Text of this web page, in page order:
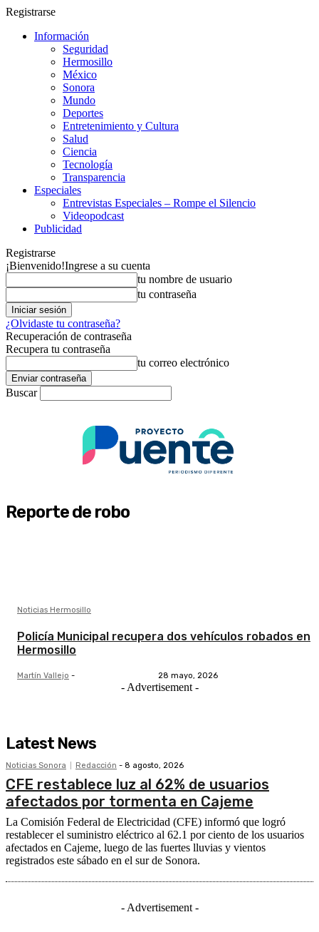
Registrarse
Información
Seguridad
Hermosillo
México
Sonora
Mundo
Deportes
Entretenimiento y Cultura
Salud
Ciencia
Tecnología
Transparencia
Especiales
Entrevistas Especiales – Rompe el Silencio
Videopodcast
Publicidad
Registrarse
¡Bienvenido!Ingrese a su cuenta
tu nombre de usuario
tu contraseña
¿Olvidaste tu contraseña?
Recuperación de contraseña
Recupera tu contraseña
tu correo electrónico
Buscar
Reporte de robo
Noticias Hermosillo
Policía Municipal recupera dos vehículos robados en
Hermosillo
Martín Vallejo - 28 mayo, 2026
- Advertisement -
Latest News
Noticias Sonora Redacción - 8 agosto, 2026
CFE restablece luz al 62% de usuarios
afectados por tormenta en Cajeme
La Comisión Federal de Electricidad (CFE) informó que logró
restablecer el suministro eléctrico al 62.1 por ciento de los usuarios
afectados en Cajeme, luego de las fuertes lluvias y vientos
registrados este sábado en el sur de Sonora.
- Advertisement -